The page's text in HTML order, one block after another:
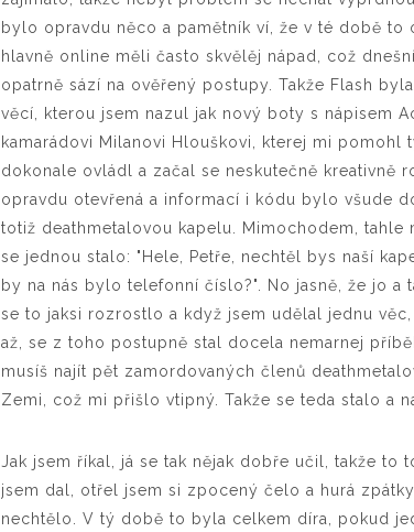
bylo opravdu něco a pamětník ví, že v té době
hlavně online měli často skvělěj nápad, což
opatrně sází na ověřený postupy. Takže Flash
věcí, kterou jsem nazul jak nový boty s nápisem
kamarádovi Milanovi Hlouškovi, kterej mi pomohl
dokonale ovládl a začal se neskutečně kreativně
opravdu otevřená a informací i kódu bylo všude
totiž deathmetalovou kapelu. Mimochodem, tahle
se jednou stalo: "Hele, Petře, nechtěl bys naší
by na nás bylo telefonní číslo?". No jasně, že jo a
se to jaksi rozrostlo a když jsem udělal jednu
až, se z toho postupně stal docela nemarnej
musíš najít pět zamordovaných členů
Zemi, což mi přišlo vtipný. Takže se teda stalo a
Jak jsem říkal, já se tak nějak dobře učil, takže to
jsem dal, otřel jsem si zpocený čelo a hurá
nechtělo. V tý době to byla celkem díra, pokud